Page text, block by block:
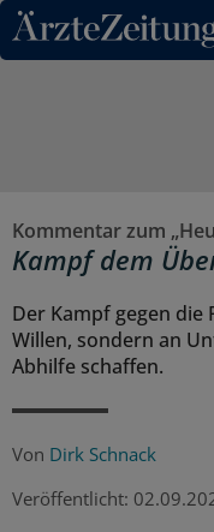
Direkt zum
Kommentar zum
Kampf dem
Der Kampf gegen
Willen, sondern an
Abhilfe schaffen.
Von Dirk Schnack
Veröffentlicht: